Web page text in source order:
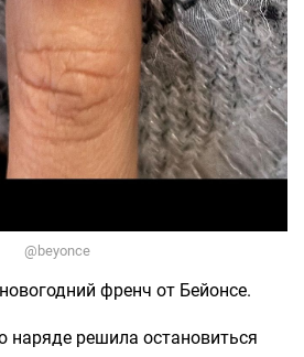
@beyonce
френч от Бейонсе.
решила остановиться